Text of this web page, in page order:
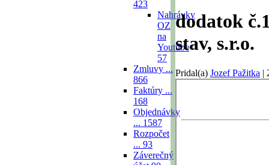
423
Nahrávky
OZ
na
Youtube
57
Zmluvy ...
866
Faktúry ...
168
Objednávky
... 1587
Rozpočet
... 93
Záverečný
dodatok
stav, s.r.o.
Pridal(a) Jozef Pažitka |